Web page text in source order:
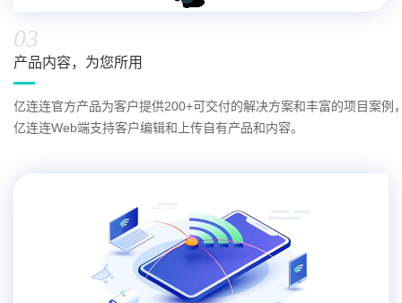
03
产品内容，为您所用
亿连连官方产品为客户提供200+可交付的解决方案和丰富的项目案例
亿连连Web端支持客户编辑和上传自有产品和内容。